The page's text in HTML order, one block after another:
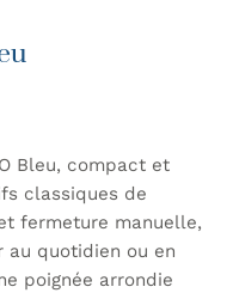
Bleu, compact et
classiques de
fermeture manuelle,
quotidien ou en
poignée arrondie